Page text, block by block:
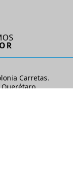
Carretas.
Querétaro.